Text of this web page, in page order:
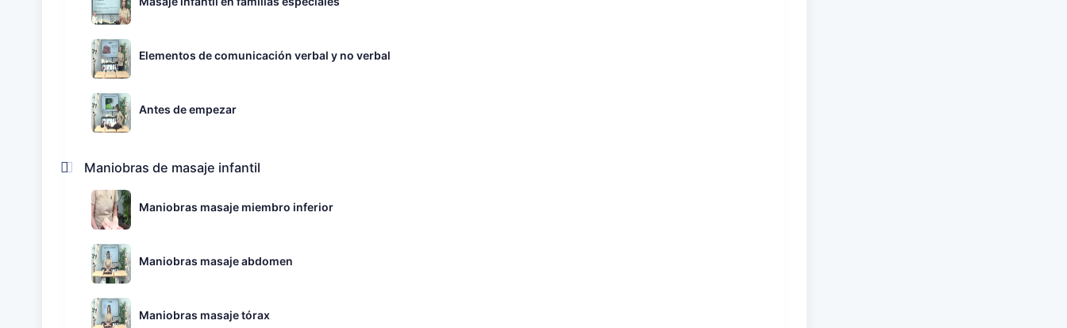
Elementos de comunicación verbal y no verbal
Antes de empezar
Maniobras de masaje infantil
Maniobras masaje miembro inferior
Maniobras masaje abdomen
Maniobras masaje tórax